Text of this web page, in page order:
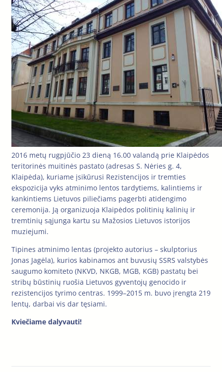
2016 metų rugpjūčio 23 dieną 16.00 valandą prie Klaipėdos
teritorinės muitinės pastato (adresas S. Nėries g. 4,
Klaipėda), kuriame įsikūrusi Rezistencijos ir tremties
ekspozicija vyks atminimo lentos tardytiems, kalintiems ir
kankintiems Lietuvos piliečiams pagerbti atidengimo
ceremonija. Ją organizuoja Klaipėdos politinių kalinių ir
tremtinių sąjunga kartu su Mažosios Lietuvos istorijos
muziejumi.
Tipines atminimo lentas (projekto autorius – skulptorius
Jonas Jagėla), kurios kabinamos ant buvusių SSRS valstybės
saugumo komiteto (NKVD, NKGB, MGB, KGB) pastatų bei
stribų būstinių ruošia Lietuvos gyventojų genocido ir
rezistencijos tyrimo centras. 1999–2015 m. buvo įrengta 219
lentų, darbai vis dar tęsiami.
Kviečiame dalyvauti!